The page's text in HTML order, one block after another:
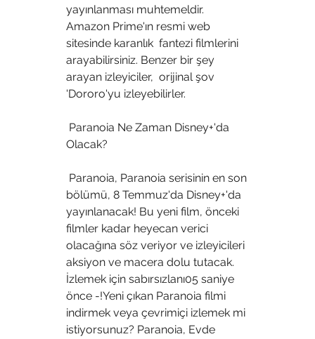
yayınlanması muhtemeldir.
Amazon Prime'ın resmi web
sitesinde karanlık  fantezi filmlerini
arayabilirsiniz. Benzer bir şey
arayan izleyiciler,  orijinal şov
'Dororo'yu izleyebilirler.
Olacak?
bölümü, 8 Temmuz'da Disney+'da
yayınlanacak! Bu yeni film, önceki
filmler kadar heyecan verici
olacağına söz veriyor ve izleyicileri
aksiyon ve macera dolu tutacak.
İzlemek için sabırsızlanı05 saniye
önce -!Yeni çıkan Paranoia filmi
indirmek veya çevrimiçi izlemek mi
istiyorsunuz? Paranoia, Evde